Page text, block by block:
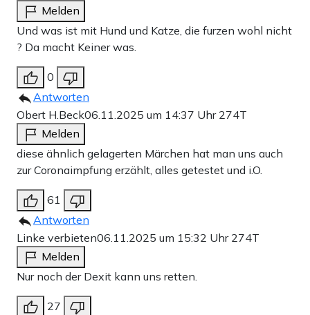
Melden
Und was ist mit Hund und Katze, die furzen wohl nicht
? Da macht Keiner was.
0
Antworten
Obert H.Beck06.11.2025 um 14:37 Uhr 274T
Melden
diese ähnlich gelagerten Märchen hat man uns auch
zur Coronaimpfung erzählt, alles getestet und i.O.
61
Antworten
Linke verbieten06.11.2025 um 15:32 Uhr 274T
Melden
Nur noch der Dexit kann uns retten.
27